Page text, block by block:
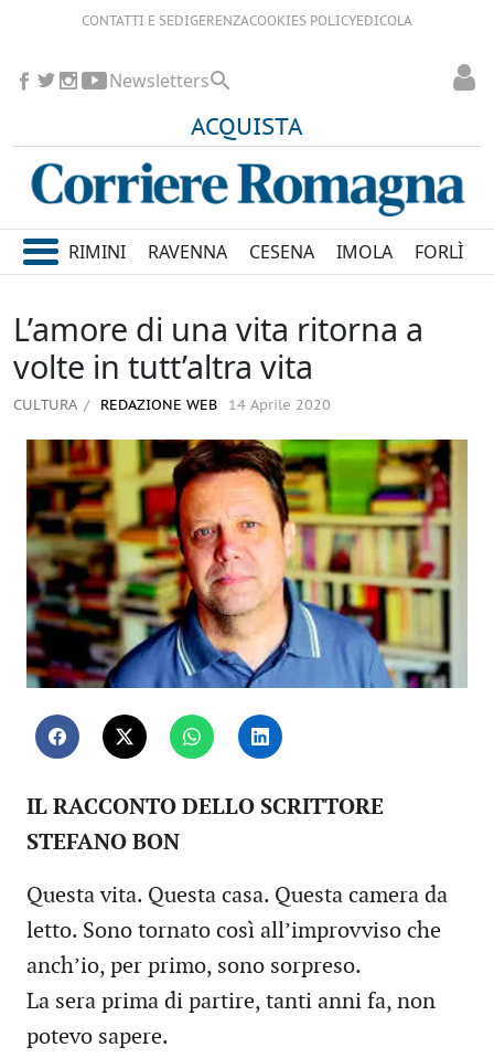
CONTATTI E SEDIGERENZACOOKIES POLICYEDICOLA
ACQUISTA
Newsletters
RIMINI RAVENNA CESENA IMOLA FORLÌ
L’amore di una vita ritorna a
volte in tutt’altra vita
CULTURA REDAZIONE WEB 14 Aprile 2020
IL RACCONTO DELLO SCRITTORE
STEFANO BON
Questa vita. Questa casa. Questa camera da
letto. Sono tornato così all’improvviso che
anch’io, per primo, sono sorpreso.
La sera prima di partire, tanti anni fa, non
potevo sapere.